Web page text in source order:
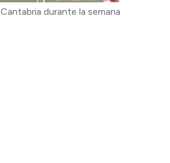
durante la semana